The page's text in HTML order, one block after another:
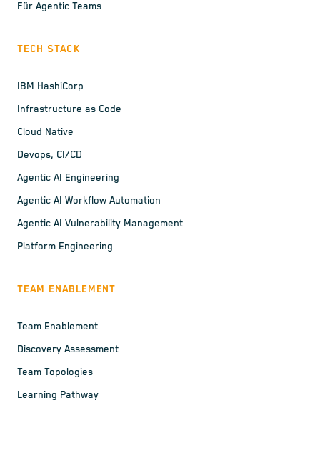
Für Agentic Teams
TECH STACK
IBM HashiCorp
Infrastructure as Code
Cloud Native
Devops, CI/CD
Agentic AI Engineering
Agentic AI Workflow Automation
Agentic AI Vulnerability Management
Platform Engineering
TEAM ENABLEMENT
Team Enablement
Discovery Assessment
Team Topologies
Learning Pathway